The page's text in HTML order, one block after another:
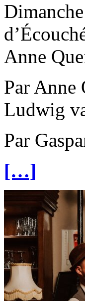
Anne
Par Anne
Ludwig
Par
[…]